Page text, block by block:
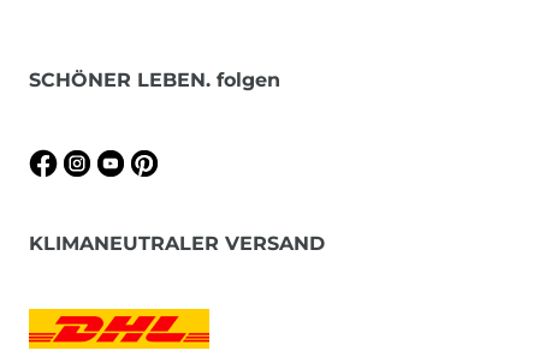
SCHÖNER LEBEN. folgen
KLIMANEUTRALER VERSAND